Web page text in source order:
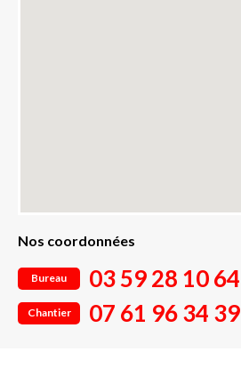
Nos coordonnées
Bureau 03 59 28 10 64
Chantier 07 61 96 34 39